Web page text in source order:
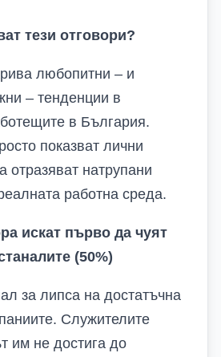
тези отговори?
любопитни – и
– тенденции в
в България.
показват лични
отразяват натрупани
работна среда.
искат първо да чуят
(50%)
за липса на достатъчна
Служителите
им не достига до